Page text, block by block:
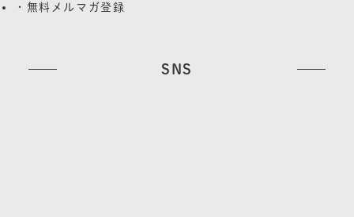
・無料メルマガ登録
SNS